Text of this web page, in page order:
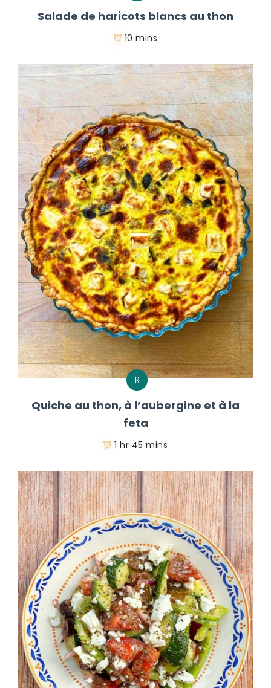
Salade de haricots blancs au thon
10 mins
R
Quiche au thon, à l’aubergine et à la
feta
1 hr 45 mins